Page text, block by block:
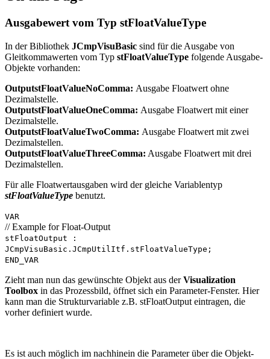
Ausgabewert vom Typ stFloatValueType
In der Bibliothek JCmpVisuBasic sind für die Ausgabe von
Gleitkommawerten vom Typ stFloatValueType folgende Ausgabe-
Objekte vorhanden:
OutputstFloatValueNoComma: Ausgabe Floatwert ohne
Dezimalstelle.
OutputstFloatValueOneComma: Ausgabe Floatwert mit einer
Dezimalstelle.
OutputstFloatValueTwoComma: Ausgabe Floatwert mit zwei
Dezimalstellen.
OutputstFloatValueThreeComma: Ausgabe Floatwert mit drei
Dezimalstellen.
Für alle Floatwertausgaben wird der gleiche Variablentyp
stFloatValueType benutzt.
VAR
// Example for Float-Output
stFloatOutput :
JCmpVisuBasic.JCmpUtilItf.stFloatValueType;
END_VAR
Zieht man nun das gewünschte Objekt aus derVisualization
Toolbox in das Prozessbild, öffnet sich ein Parameter-Fenster. Hier
kann man die Strukturvariable z.B. stFloatOutput eintragen, die
vorher definiert wurde.
Es ist auch möglich im nachhinein die Parameter über die Objekt-